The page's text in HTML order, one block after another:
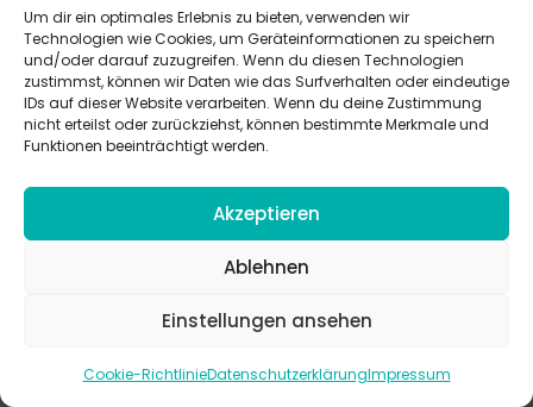
Um dir ein optimales Erlebnis zu bieten, verwenden wir
Technologien wie Cookies, um Geräteinformationen zu speichern
und/oder darauf zuzugreifen. Wenn du diesen Technologien
zustimmst, können wir Daten wie das Surfverhalten oder eindeutige
IDs auf dieser Website verarbeiten. Wenn du deine Zustimmung
nicht erteilst oder zurückziehst, können bestimmte Merkmale und
Funktionen beeinträchtigt werden.
Akzeptieren
Ablehnen
Einstellungen ansehen
Cookie-RichtlinieDatenschutzerklärungImpressum
MEHR